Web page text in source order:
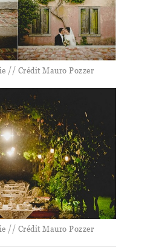
// Crédit Mauro Pozzer
// Crédit Mauro Pozzer